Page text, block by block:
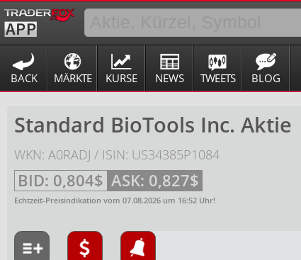
BACK MÄRKTE KURSE NEWS TWEETS BLOG
Standard BioTools Inc. Aktie
WKN: A0RADJ / ISIN: US34385P1084
BID: 0,804$ ASK: 0,827$
Echtzeit-Preisindikation vom 07.08.2026 um 16:52 Uhr!